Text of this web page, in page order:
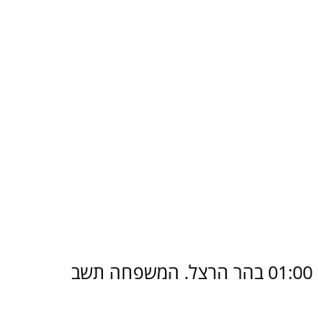
והיישוב יחד עם ראש המועצה. הלוויתו תתקיים הלילה בשעה 01:00 בהר הרצל. המשפחה תשב